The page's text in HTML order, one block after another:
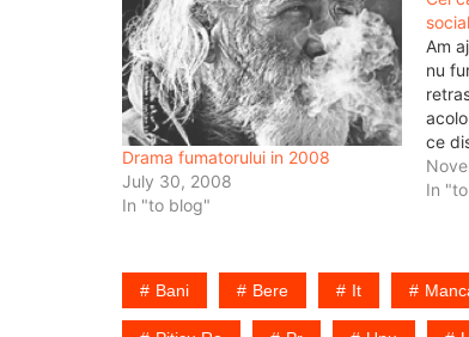
Drama fumatorului in 2008
July 30, 2008
In "to blog"
Am
nu
ce
nici
In
Bani Bere It